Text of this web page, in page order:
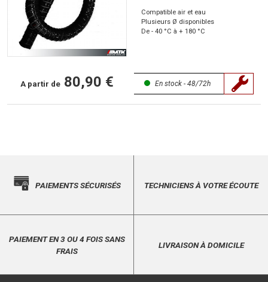
Compatible air et eau
Plusieurs Ø disponibles
De - 40 °C à + 180 °C
A partir de 80,90 € En stock - 48/72h
PAIEMENTS SÉCURISÉS TECHNICIENS À VOTRE ÉCOUTE
PAIEMENT EN 3 OU 4 FOIS SANS
FRAIS
LIVRAISON À DOMICILE